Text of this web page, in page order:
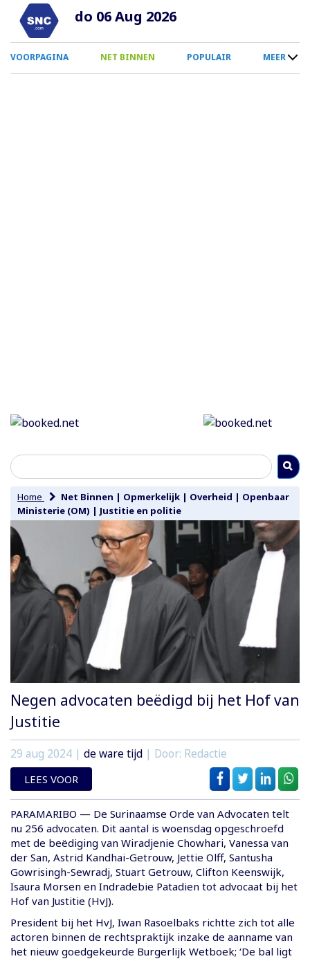
Overslaan
naar
inhoud
do 06 Aug 2026
0
Smartphone
VOORPAGINA NET BINNEN POPULAIR MEER
Home Net Binnen | Opmerkelijk | Overheid | Openbaar
Ministerie (OM) | Justitie en politie
Negen advocaten beëdigd bij het Hof van
Justitie
29 aug 2024 | de ware tijd | Door: Redactie
LEES VOOR
PARAMARIBO — De Surinaamse Orde van Advocaten telt
nu 256 advocaten. Dit aantal is woensdag opgeschroefd
met de beëdiging van Wiradjenie Chowhari, Vanessa van
der San, Astrid Kandhai-Getrouw, Jettie Olff, Santusha
Gowrisingh-Sewradj, Stuart Getrouw, Clifton Keenswijk,
Isaura Morsen en Indradebie Patadien tot advocaat bij het
Hof van Justitie (HvJ).
President bij het HvJ, Iwan Rasoelbaks richtte zich tot alle
actoren binnen de rechtspraktijk inzake de aanname van
het nieuw goedgekeurde Burgerlijk Wetboek; ‘De bal ligt